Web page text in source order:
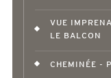
VUE
LE BALCON
CHEMINÉE -